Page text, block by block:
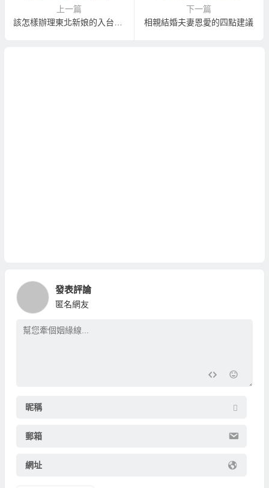
上一篇
下一篇
相親結婚夫妻恩愛的四點建議
發表評論
匿名網友
昵稱
郵箱
網址